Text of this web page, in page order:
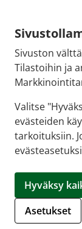
Sivuston
Tilastoihin ja
Valitse
evästeiden
tarkoituksiin.
Hyväksy
Asetukset
Fimean vaihde:
029 522 3341
Hallitse